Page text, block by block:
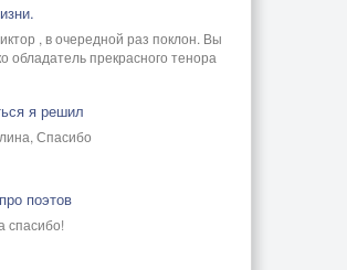
, в очередной раз поклон. Вы
обладатель прекрасного тенора
я решил
Спасибо
поэтов
спасибо!